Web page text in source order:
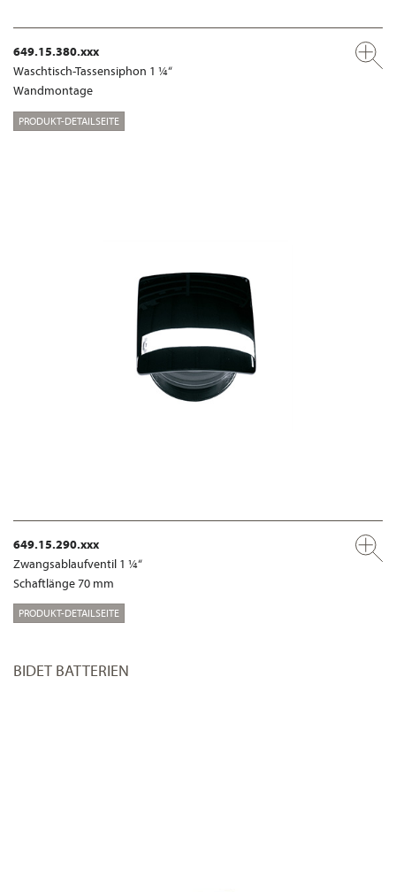
649.15.380.xxx
Waschtisch-Tassensiphon 1 ¼“
Wandmontage
PRODUKT-DETAILSEITE
649.15.290.xxx
Zwangsablaufventil 1 ¼“
Schaftlänge 70 mm
PRODUKT-DETAILSEITE
BIDET BATTERIEN